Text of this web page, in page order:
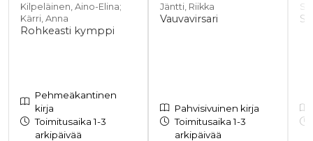
Kilpeläinen, Aino-Elina;
Kärri, Anna
Rohkeasti kymppi
Pehmeäkantinen
kirja
Toimitusaika 1-3
arkipäivää
Jäntti, Riikka
Vauvavirsari
Pahvisivuinen kirja
Toimitusaika 1-3
arkipäivää